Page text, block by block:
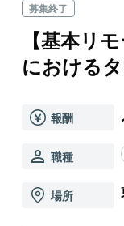
募集終了
【基本リ
における
報酬
職種
場所